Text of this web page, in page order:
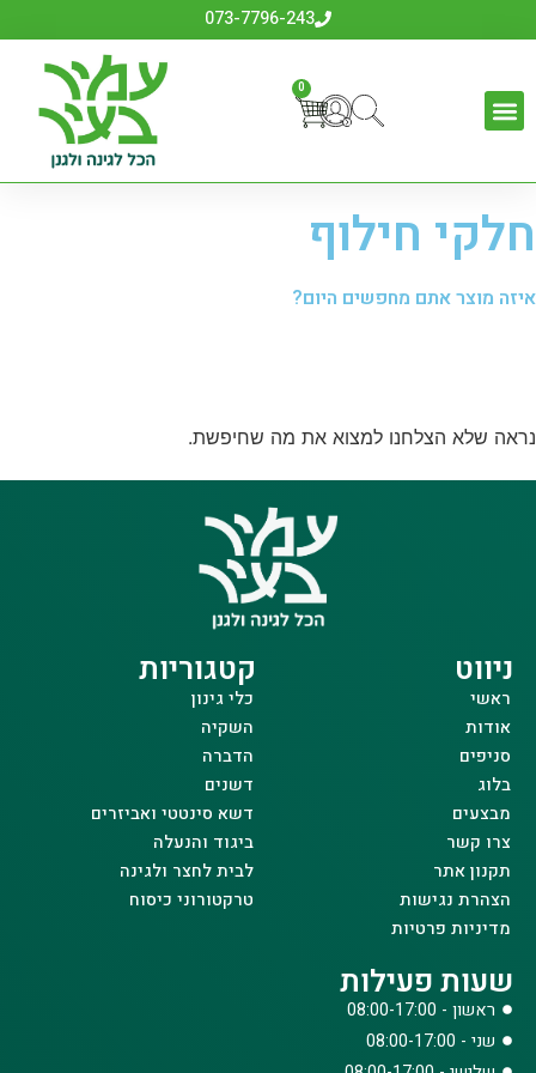
073-7796-243
0
חלקי חילוף
איזה מוצר אתם מחפשים היום?
נראה שלא הצלחנו למצוא את מה שחיפשת.
ניווט
ראשי
אודות
סניפים
בלוג
מבצעים
צרו קשר
תקנון אתר
הצהרת נגישות
מדיניות פרטיות
קטגוריות
כלי גינון
השקיה
הדברה
דשנים
דשא סינטטי ואביזרים
ביגוד והנעלה
לבית לחצר ולגינה
טרקטורוני כיסוח
שעות פעילות
ראשון - 08:00-17:00
שני - 08:00-17:00